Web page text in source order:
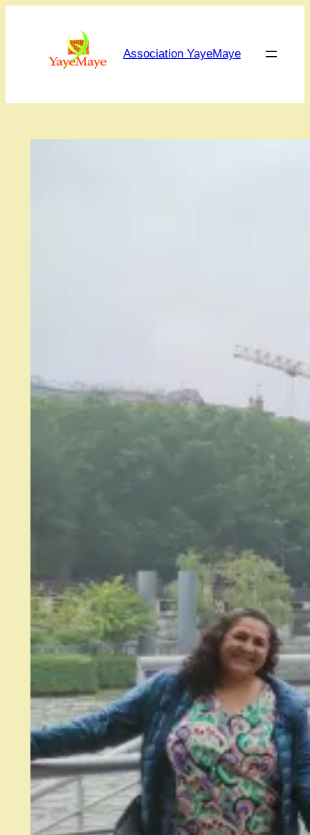
Association YayeMaye